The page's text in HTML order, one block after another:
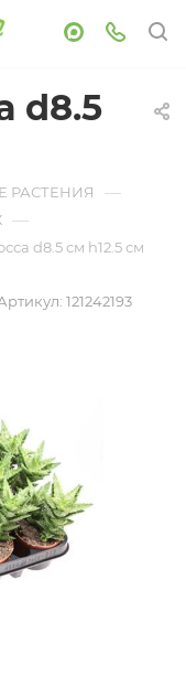
d8.5
РАСТЕНИЯ —
—
d8.5 см h12.5 см
121242193